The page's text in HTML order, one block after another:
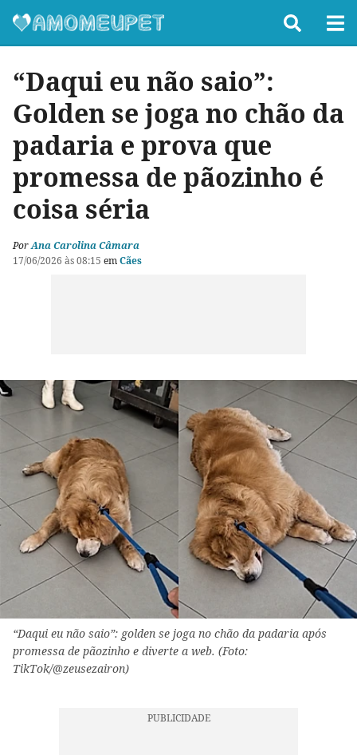
“Daqui eu não saio”:
Golden se joga no chão da
padaria e prova que
promessa de pãozinho é
coisa séria
PorAna Carolina Câmara
17/06/2026 às 08:15 emCães
“Daqui eu não saio”: golden se joga no chão da padaria após
promessa de pãozinho e diverte a web. (Foto:
TikTok/@zeusezairon)